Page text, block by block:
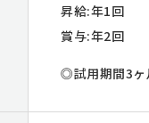
昇給:年1回
賞与:年2回
◎試用期間3ヶ